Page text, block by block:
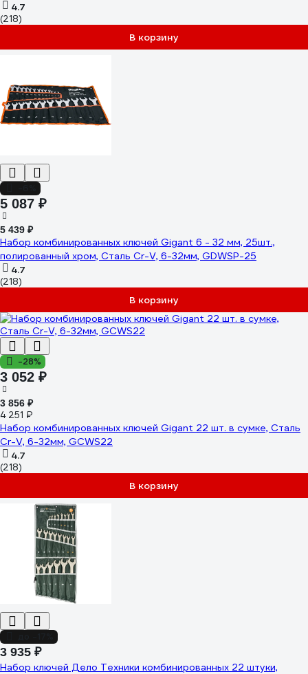
4.7
(218)
В корзину
5 087 ₽
5 439 ₽
Набор комбинированных ключей Gigant 6 - 32 мм, 25шт.,
полированный хром, Сталь Cr-V, 6-32мм, GDWSP-25
4.7
(218)
В корзину
-28%
3 052 ₽
3 856 ₽
4 251 ₽
Набор комбинированных ключей Gigant 22 шт. в сумке, Сталь
Cr-V, 6-32мм, GCWS22
4.7
(218)
В корзину
3 935 ₽
Набор ключей Дело Техники комбинированных 22 штуки,